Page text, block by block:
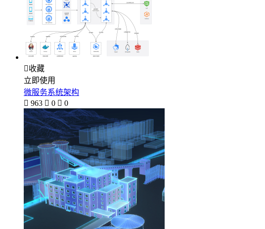
收藏
立即使用
微服务系统架构
 963  0  0